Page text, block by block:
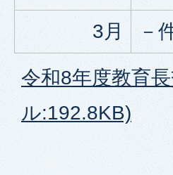
3月
－
令和8年度教育
ル:192.8KB)